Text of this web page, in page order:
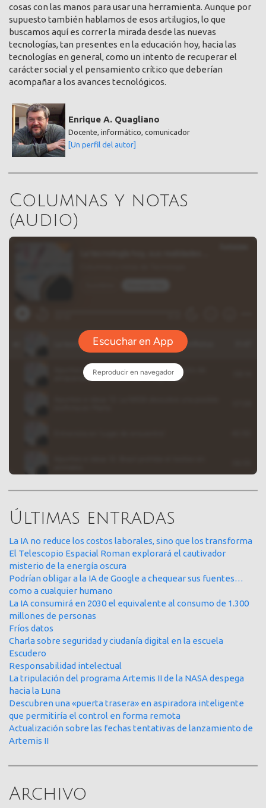
cosas con las manos para usar una herramienta. Aunque por
supuesto también hablamos de esos artilugios, lo que
buscamos aquí es correr la mirada desde las nuevas
tecnologías, tan presentes en la educación hoy, hacia las
tecnologías en general, como un intento de recuperar el
carácter social y el pensamiento crítico que deberían
acompañar a los avances tecnológicos.
Enrique A. Quagliano
Docente, informático, comunicador
[Un perfil del autor]
Columnas y notas
(audio)
Últimas entradas
La IA no reduce los costos laborales, sino que los transforma
El Telescopio Espacial Roman explorará el cautivador
misterio de la energía oscura
Podrían obligar a la IA de Google a chequear sus fuentes…
como a cualquier humano
La IA consumirá en 2030 el equivalente al consumo de 1.300
millones de personas
Fríos datos
Charla sobre seguridad y ciudanía digital en la escuela
Escudero
Responsabilidad intelectual
La tripulación del programa Artemis II de la NASA despega
hacia la Luna
Descubren una «puerta trasera» en aspiradora inteligente
que permitiría el control en forma remota
Actualización sobre las fechas tentativas de lanzamiento de
Artemis II
Archivo